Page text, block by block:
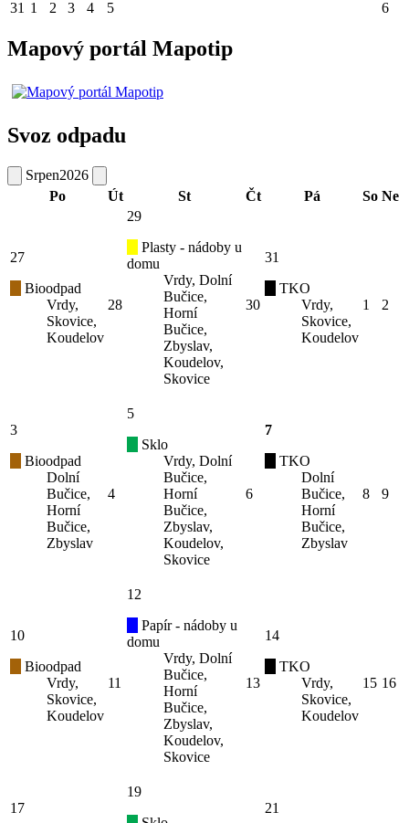
31 1 2 3 4 5 6
Mapový portál Mapotip
Svoz odpadu
Srpen2026
Po
Út St Čt Pá So Ne
27
Bioodpad
Vrdy,
Skovice,
Koudelov
28
29
Plasty - nádoby u
domu
Vrdy, Dolní
Bučice,
Horní
Bučice,
Zbyslav,
Koudelov,
Skovice
30
31
TKO
Vrdy,
Skovice,
Koudelov
1 2
3
Bioodpad
Dolní
Bučice,
Horní
Bučice,
Zbyslav
4
5
Sklo
Vrdy, Dolní
Bučice,
Horní
Bučice,
Zbyslav,
Koudelov,
Skovice
6
7
TKO
Dolní
Bučice,
Horní
Bučice,
Zbyslav
8 9
10
Bioodpad
Vrdy,
Skovice,
Koudelov
11
12
Papír - nádoby u
domu
Vrdy, Dolní
Bučice,
Horní
Bučice,
Zbyslav,
Koudelov,
Skovice
13
14
TKO
Vrdy,
Skovice,
Koudelov
15 16
17
19
21